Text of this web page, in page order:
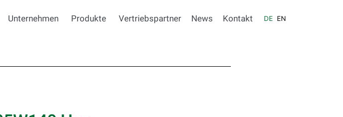
Unternehmen Produkte Vertriebspartner News Kontakt DE EN